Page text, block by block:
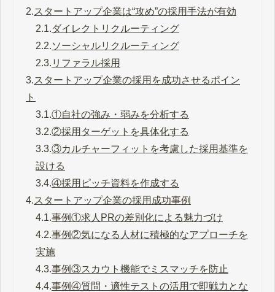
2.スタートアップ企業は“攻め”の採用手法が有効
2.1.ダイレクトリクルーティング
2.2.ソーシャルリクルーティング
2.3. リファラル採用
3.スタートアップ企業の採用を成功させるポイン
ト
3.1.①自社の強み・弱みを分析する
3.2.②採用ターゲットを具体化する
3.3.③カルチャーフィットを考慮した採用基準を
設ける
3.4.④採用ピッチ資料を作成する
4.スタートアップ企業の採用成功事例
4.1.事例①求人PRの差別化による魅力づけ
4.2.事例②気になる人材に積極的なアプローチを
実施
4.3.事例③スカウト機能でミスマッチを防止
4.4.事例④質問・適性テストの活用で即戦力とな